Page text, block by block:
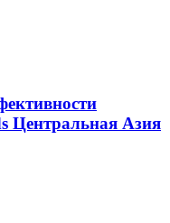
Центральная Азия